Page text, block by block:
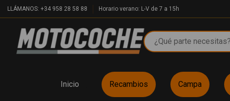
LLÁMANOS: +34 958 28 58 88 Horario verano: L-V de 7 a 15h
Inicio Recambios Campa